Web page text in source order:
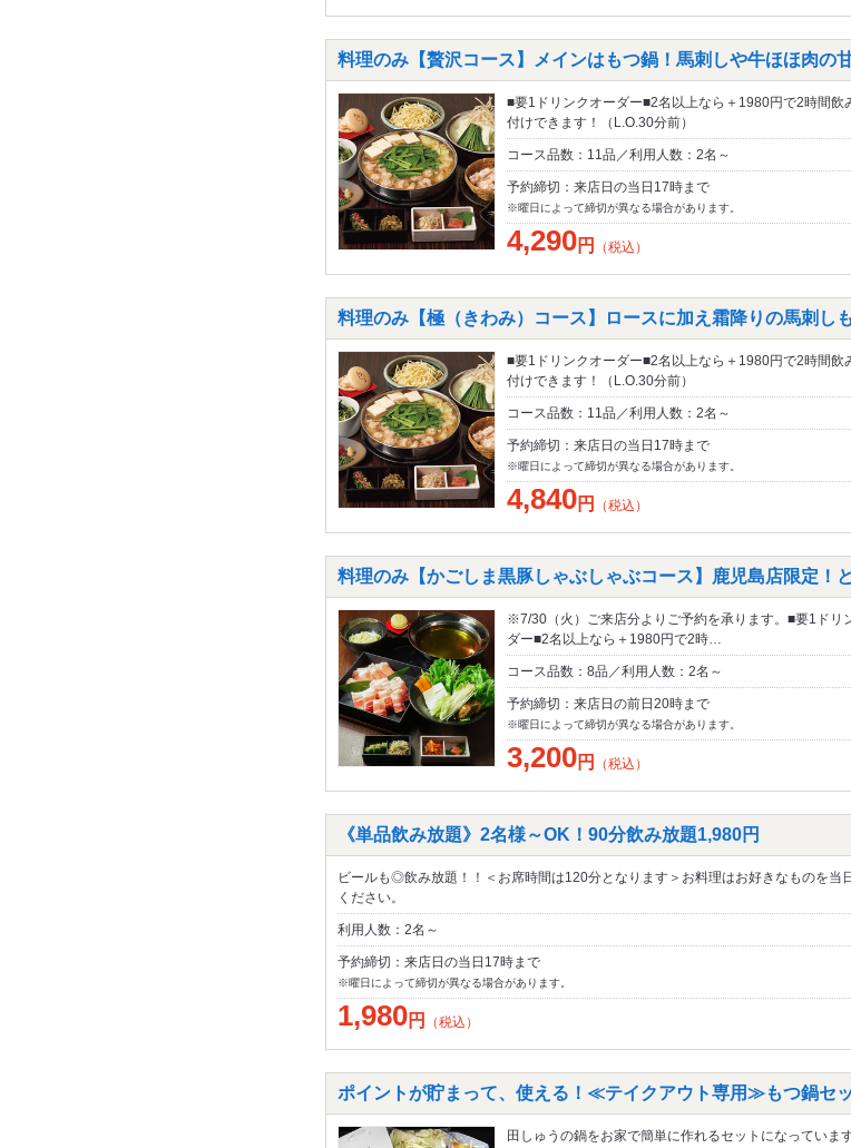
料理のみ【贅沢コース】メインはもつ鍋！馬刺しや牛ほほ肉の
■要1ドリンクオーダー■2名以上なら＋1980円で2時間飲
付けできます！（L.O.30分前）
コース品数：11品／利用人数：2名～
予約締切：来店日の当日17時まで
※曜日によって締切が異なる場合があります。
4,290円 （税込）
料理のみ【極（きわみ）コース】ロースに加え霜降りの馬刺し
■要1ドリンクオーダー■2名以上なら＋1980円で2時間飲
付けできます！（L.O.30分前）
コース品数：11品／利用人数：2名～
予約締切：来店日の当日17時まで
※曜日によって締切が異なる場合があります。
4,840円 （税込）
料理のみ【かごしま黒豚しゃぶしゃぶコース】鹿児島店限定！
※7/30（火）ご来店分よりご予約を承ります。■要1ドリ
ダー■2名以上なら＋1980円で2時…
コース品数：8品／利用人数：2名～
予約締切：来店日の前日20時まで
※曜日によって締切が異なる場合があります。
3,200円 （税込）
《単品飲み放題》2名様～OK！90分飲み放題1,980円
ビールも◎飲み放題！！＜お席時間は120分となります＞お料理はお好きなものを当
ください。
利用人数：2名～
予約締切：来店日の当日17時まで
※曜日によって締切が異なる場合があります。
1,980円 （税込）
ポイントが貯まって、使える！≪テイクアウト専用≫もつ鍋セ
田しゅうの鍋をお家で簡単に作れるセットになっていま